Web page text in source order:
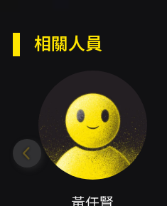
揮宋光清、歷任指揮王
內容簡介
台北青年管樂團二團
Jr.）以培育優秀團員為
演奏與舞台經驗。二團
學生與來自各領域的
背景，也帶入多元的音
節奏與合奏默契上兼具
相關人員